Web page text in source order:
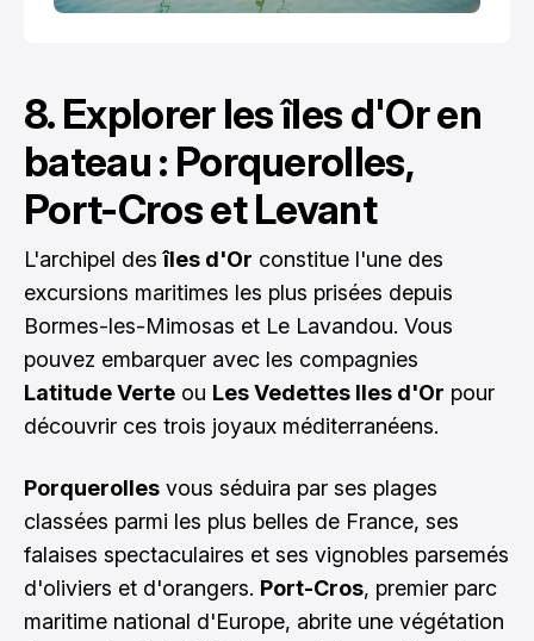
8. Explorer les îles d'Or en
bateau : Porquerolles,
Port-Cros et Levant
L'archipel desîles d'Or constitue l'une des
excursions maritimes les plus prisées depuis
Bormes-les-Mimosas et Le Lavandou. Vous
pouvez embarquer avec les compagnies
Latitude Verte ou Les Vedettes Iles d'Or pour
découvrir ces trois joyaux méditerranéens.
Porquerolles vous séduira par ses plages
classées parmi les plus belles de France, ses
falaises spectaculaires et ses vignobles parsemés
d'oliviers et d'orangers. Port-Cros, premier parc
maritime national d'Europe, abrite une végétation